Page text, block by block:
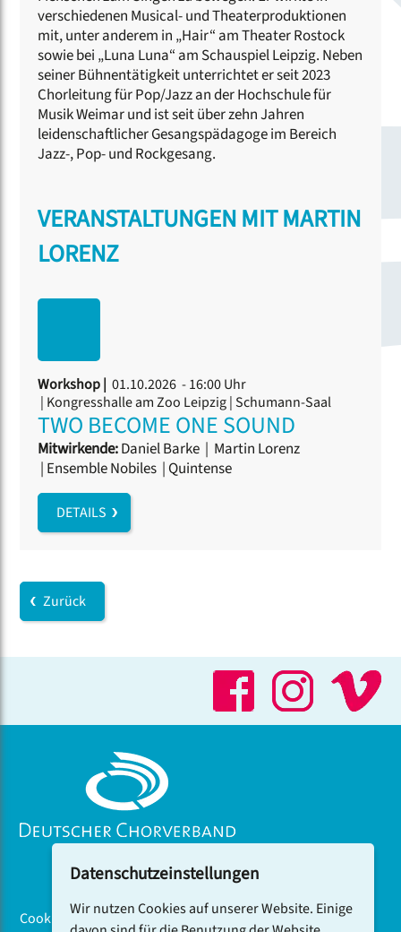
verschiedenen Musical- und Theaterproduktionen
mit, unter anderem in „Hair“ am Theater Rostock
sowie bei „Luna Luna“ am Schauspiel Leipzig. Neben
seiner Bühnentätigkeit unterrichtet er seit 2023
Chorleitung für Pop/Jazz an der Hochschule für
Musik Weimar und ist seit über zehn Jahren
leidenschaftlicher Gesangspädagoge im Bereich
Jazz-, Pop- und Rockgesang.
VERANSTALTUNGEN MIT MARTIN
LORENZ
Workshop | 01.10.2026 - 16:00 Uhr
| Kongresshalle am Zoo Leipzig | Schumann-Saal
TWO BECOME ONE SOUND
Mitwirkende:Daniel Barke | Martin Lorenz
| Ensemble Nobiles | Quintense
DETAILS
Zurück
Cookiebanner
Datenschutzeinstellungen
Wir nutzen Cookies auf unserer Website. Einige